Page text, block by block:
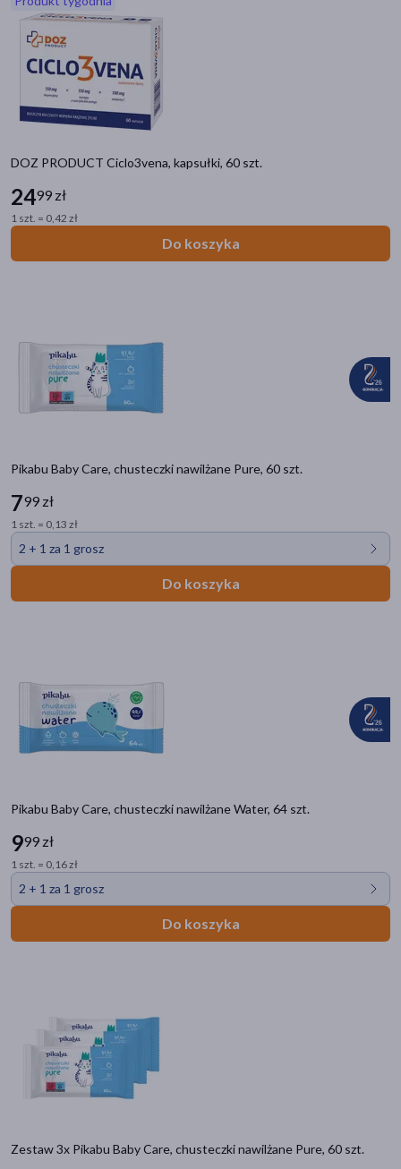
Hit
DOZ PRODUCT Ciclo3vena, kapsułki, 60 szt.
2499 zł
1 szt. = 0,42 zł
Do koszyka
Pikabu Baby Care, chusteczki nawilżane Pure, 60 szt.
799 zł
1 szt. = 0,13 zł
2 + 1 za 1 grosz
Do koszyka
Pikabu Baby Care, chusteczki nawilżane Water, 64 szt.
999 zł
1 szt. = 0,16 zł
2 + 1 za 1 grosz
Do koszyka
Zestaw 3x Pikabu Baby Care, chusteczki nawilżane Pure, 60 szt.